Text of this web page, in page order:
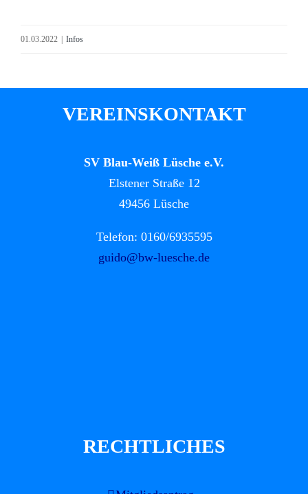
01.03.2022 | Infos
VEREINSKONTAKT
SV Blau-Weiß Lüsche e.V.
Elstener Straße 12
49456 Lüsche
Telefon: 0160/6935595
guido@bw-luesche.de
RECHTLICHES